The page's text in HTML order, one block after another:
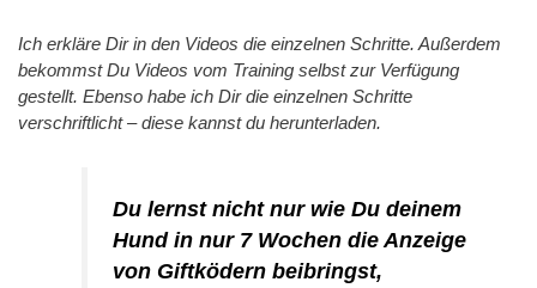
Ich erkläre Dir in den Videos die einzelnen Schritte. Außerdem
bekommst Du Videos vom Training selbst zur Verfügung
gestellt. Ebenso habe ich Dir die einzelnen Schritte
verschriftlicht – diese kannst du herunterladen.
Du lernst nicht nur wie Du deinem
Hund in nur 7 Wochen die Anzeige
von Giftködern beibringst,